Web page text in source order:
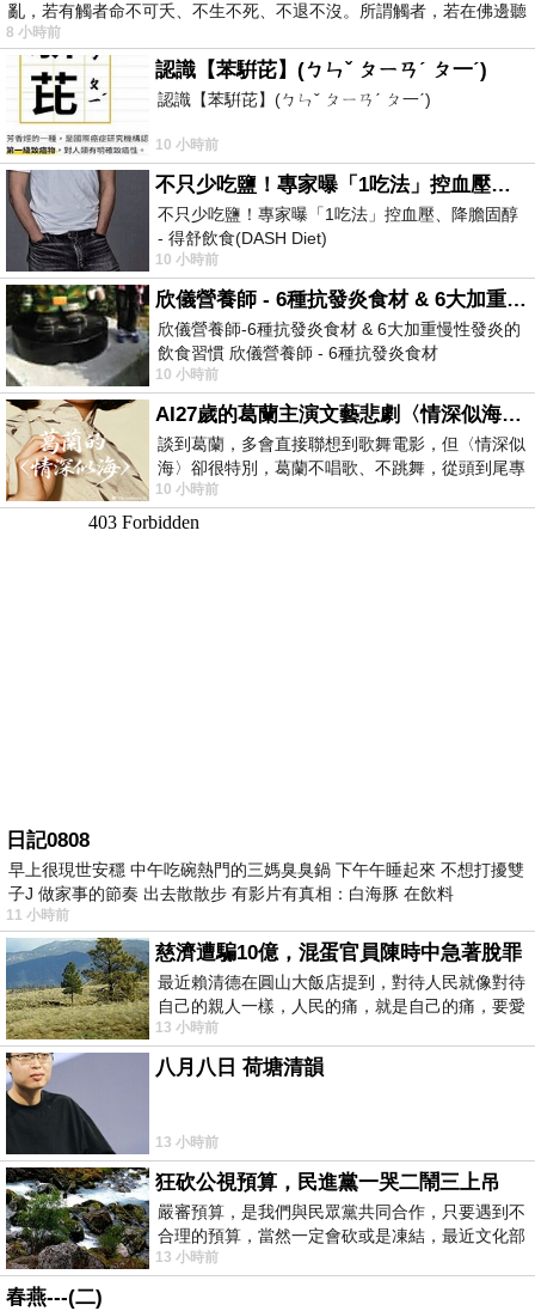
亂，若有觸者命不可夭、不生不死、不退不沒。所謂觸者，若在佛邊聽
受
8 小時前
認識【苯騈芘】(ㄅㄣˇ ㄆㄧㄢˊ ㄆ一ˊ)
認識【苯騈芘】(ㄅㄣˇ ㄆㄧㄢˊ ㄆ一ˊ)
10 小時前
不只少吃鹽！專家曝「1吃法」控血壓、降膽固醇 - 得舒飲食(DASH Diet)
不只少吃鹽！專家曝「1吃法」控血壓、降膽固醇
- 得舒飲食(DASH Diet)
https://www.facebook.com/dietitiansophia/posts/
10 小時前
欣儀營養師 - 6種抗發炎食材 & 6大加重慢性發炎的飲食習慣
欣儀營養師-6種抗發炎食材 & 6大加重慢性發炎的
飲食習慣 欣儀營養師 - 6種抗發炎食材
https://www.facebook.com/photo/?fbid=147
10 小時前
AI27歲的葛蘭主演文藝悲劇〈情深似海〉 #戀上老電影 #葛蘭 #粟子
談到葛蘭，多會直接聯想到歌舞電影，但〈情深似
海〉卻很特別，葛蘭不唱歌、不跳舞，從頭到尾專
心演戲。拍攝期間，經常工作超過12個鐘
10 小時前
日記0808
早上很現世安穩 中午吃碗熱門的三媽臭臭鍋 下午午睡起來 不想打擾雙
子J 做家事的節奏 出去散散步 有影片有真相：白海豚 在飲料
11 小時前
慈濟遭騙10億，混蛋官員陳時中急著脫罪
最近賴清德在圓山大飯店提到，對待人民就像對待
自己的親人一樣，人民的痛，就是自己的痛，要愛
民如親，說的這麼好聽，實際上根本沒做
13 小時前
八月八日 荷塘清韻
13 小時前
狂砍公視預算，民進黨一哭二鬧三上吊
嚴審預算，是我們與民眾黨共同合作，只要遇到不
合理的預算，當然一定會砍或是凍結，最近文化部
要編列公視和Taiwan plus預算，在110年
13 小時前
春燕---(二)